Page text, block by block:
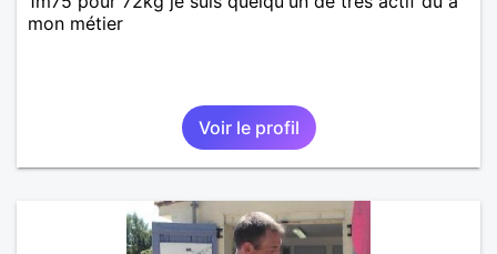
mon métier
Voir le profil